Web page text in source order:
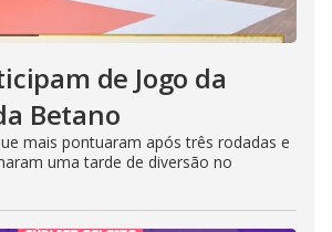
de Jogo da
Betano
mais pontuaram após três rodadas e
uma tarde de diversão no